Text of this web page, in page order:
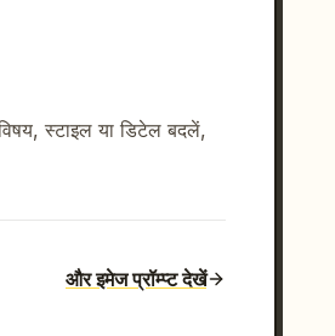
स्टाइल या डिटेल बदलें,
और इमेज प्रॉम्प्ट देखें